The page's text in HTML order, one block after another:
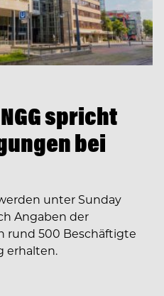
spricht
bei
unter Sunday
Angaben der
rund 500 Beschäftigte
erhalten.